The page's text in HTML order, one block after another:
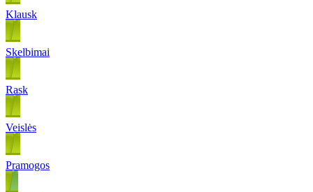
Klausk
Skelbimai
Rask
Veislės
Pramogos